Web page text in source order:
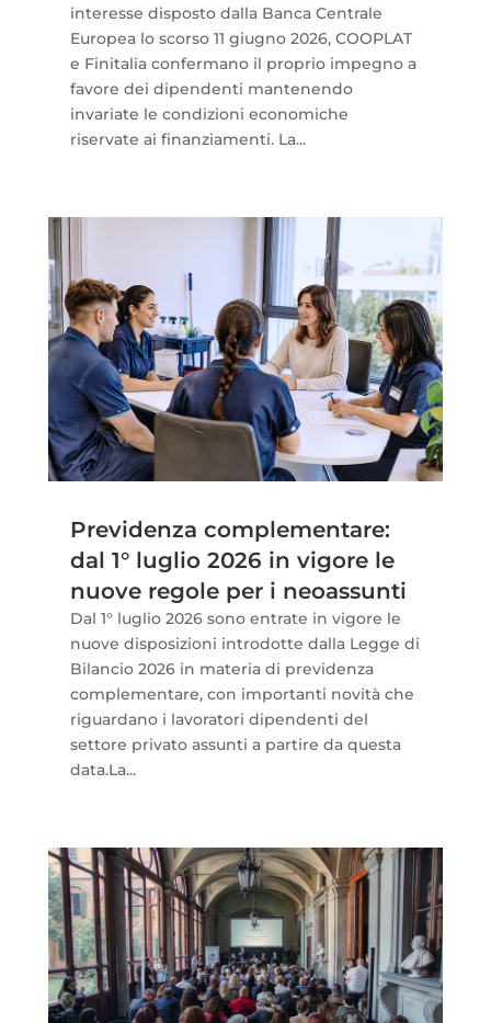
interesse disposto dalla Banca Centrale
Europea lo scorso 11 giugno 2026, COOPLAT
e Finitalia confermano il proprio impegno a
favore dei dipendenti mantenendo
invariate le condizioni economiche
riservate ai finanziamenti. La...
Previdenza complementare:
dal 1° luglio 2026 in vigore le
nuove regole per i neoassunti
Dal 1° luglio 2026 sono entrate in vigore le
nuove disposizioni introdotte dalla Legge di
Bilancio 2026 in materia di previdenza
complementare, con importanti novità che
riguardano i lavoratori dipendenti del
settore privato assunti a partire da questa
data.La...